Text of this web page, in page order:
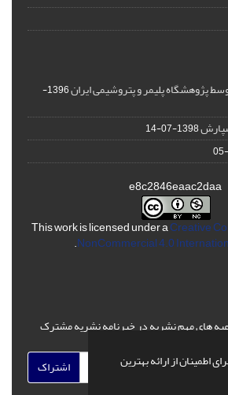
اطمینان از ارائه بهترین
پژوهشگاه پلیمر و پتروشیمی ایران
1396-
1398-07-14
This work is licensed under aCreative
NonCommercial 4.0
.
های مهم نشریه در خبرنامه نشریه مشترک
اشتراک